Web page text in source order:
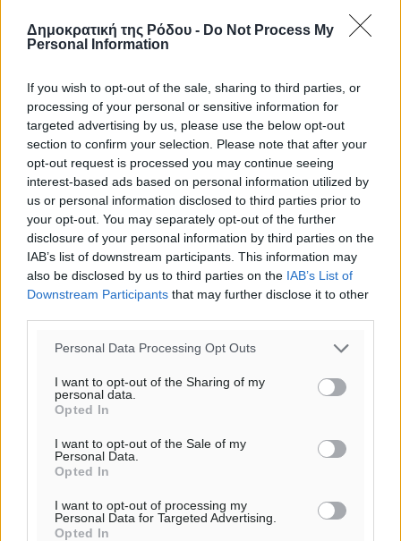
Δημοκρατική της Ρόδου - Do Not Process My
Personal Information
If you wish to opt-out of the sale, sharing to third parties, or
processing of your personal or sensitive information for
targeted advertising by us, please use the below opt-out
section to confirm your selection. Please note that after your
opt-out request is processed you may continue seeing
interest-based ads based on personal information utilized by
us or personal information disclosed to third parties prior to
your opt-out. You may separately opt-out of the further
disclosure of your personal information by third parties on the
IAB’s list of downstream participants. This information may
also be disclosed by us to third parties on the IAB’s List of
Downstream Participants that may further disclose it to other
Personal Data Processing Opt Outs
I want to opt-out of the Sharing of my
personal data.
Opted In
I want to opt-out of the Sale of my
Personal Data.
Opted In
I want to opt-out of processing my
Personal Data for Targeted Advertising.
Opted In